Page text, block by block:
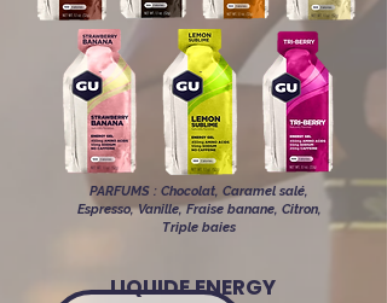
PARFUMS : Chocolat, Caramel salé,
Espresso, Vanille, Fraise banane, Citron,
Triple baies
LIQUIDE ENERGY